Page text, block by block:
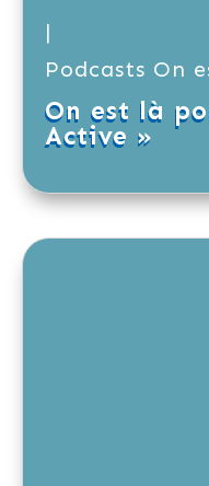
|
Podcasts On
On est là
Active »